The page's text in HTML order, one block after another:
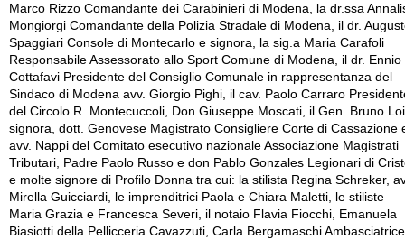
Marco Rizzo Comandante dei Carabinieri di Modena, la dr.ssa
Mongiorgi Comandante della Polizia Stradale di Modena, il dr.
Spaggiari Console di Montecarlo e signora, la sig.a Maria Carafoli
Responsabile Assessorato allo Sport Comune di Modena, il dr. Ennio
Cottafavi Presidente del Consiglio Comunale in rappresentanza del
Sindaco di Modena avv. Giorgio Pighi, il cav. Paolo Carraro
del Circolo R. Montecuccoli, Don Giuseppe Moscati, il Gen. Bruno
signora, dott. Genovese Magistrato Consigliere Corte di Cassazione
avv. Nappi del Comitato esecutivo nazionale Associazione Magistrati
Tributari, Padre Paolo Russo e don Pablo Gonzales Legionari di
e molte signore di Profilo Donna tra cui: la stilista Regina Schreker,
Mirella Guicciardi, le imprenditrici Paola e Chiara Maletti, le stiliste
Maria Grazia e Francesca Severi, il notaio Flavia Fiocchi, Emanuela
Biasiotti della Pellicceria Cavazzuti, Carla Bergamaschi Ambasciatrice